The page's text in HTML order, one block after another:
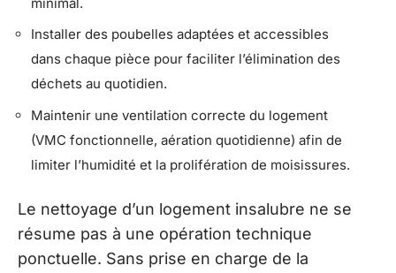
Installer des poubelles adaptées et accessibles
dans chaque pièce pour faciliter l’élimination des
déchets au quotidien.
Maintenir une ventilation correcte du logement
(VMC fonctionnelle, aération quotidienne) afin de
limiter l’humidité et la prolifération de moisissures.
Le nettoyage d’un logement insalubre ne se
résume pas à une opération technique
ponctuelle. Sans prise en charge de la